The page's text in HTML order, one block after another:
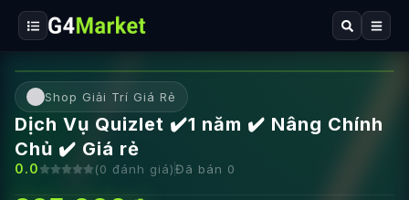
Shop Giải Trí Giá Rẻ
Dịch Vụ Quizlet ✔️1 năm ✔️ Nâng Chính
Chủ ✔️ Giá rẻ
0.0 (0 đánh giá)Đã bán 0